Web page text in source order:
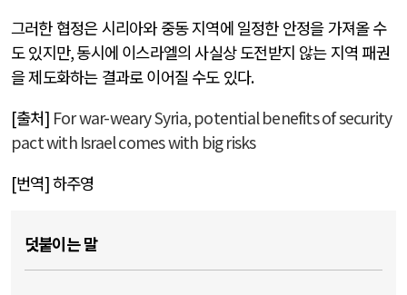
그러한 협정은 시리아와 중동 지역에 일정한 안정을 가져올 수
도 있지만,동시에 이스라엘의 사실상 도전받지 않는 지역 패권
을 제도화하는 결과로 이어질 수도 있다.
[출처] For war-weary Syria, potential benefits of security
pact with Israel comes with big risks
[번역] 하주영
덧붙이는 말